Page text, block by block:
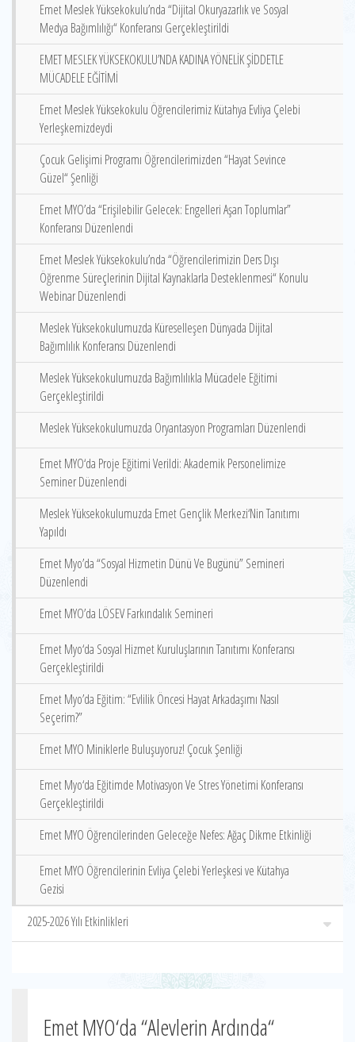
Emet Meslek Yüksekokulu’nda “Dijital Okuryazarlık ve Sosyal
Medya Bağımlılığı“ Konferansı Gerçekleştirildi
EMET MESLEK YÜKSEKOKULU’NDA KADINA YÖNELİK ŞİDDETLE
MÜCADELE EĞİTİMİ
Emet Meslek Yüksekokulu Öğrencilerimiz Kütahya Evliya Çelebi
Yerleşkemizdeydi
Çocuk Gelişimi Programı Öğrencilerimizden “Hayat Sevince
Güzel“ Şenliği
Emet MYO’da “Erişilebilir Gelecek: Engelleri Aşan Toplumlar”
Konferansı Düzenlendi
Emet Meslek Yüksekokulu’nda “Öğrencilerimizin Ders Dışı
Öğrenme Süreçlerinin Dijital Kaynaklarla Desteklenmesi“ Konulu
Webinar Düzenlendi
Meslek Yüksekokulumuzda Küreselleşen Dünyada Dijital
Bağımlılık Konferansı Düzenlendi
Meslek Yüksekokulumuzda Bağımlılıkla Mücadele Eğitimi
Gerçekleştirildi
Meslek Yüksekokulumuzda Oryantasyon Programları Düzenlendi
Emet MYO‘da Proje Eğitimi Verildi: Akademik Personelimize
Seminer Düzenlendi
Meslek Yüksekokulumuzda Emet Gençlik Merkezi‘Nin Tanıtımı
Yapıldı
Emet Myo’da “Sosyal Hizmetin Dünü Ve Bugünü” Semineri
Düzenlendi
Emet MYO’da LÖSEV Farkındalık Semineri
Emet Myo‘da Sosyal Hizmet Kuruluşlarının Tanıtımı Konferansı
Gerçekleştirildi
Emet Myo’da Eğitim: “Evlilik Öncesi Hayat Arkadaşımı Nasıl
Seçerim?”
Emet MYO Miniklerle Buluşuyoruz! Çocuk Şenliği
Emet Myo‘da Eğitimde Motivasyon Ve Stres Yönetimi Konferansı
Gerçekleştirildi
Emet MYO Öğrencilerinden Geleceğe Nefes: Ağaç Dikme Etkinliği
Emet MYO Öğrencilerinin Evliya Çelebi Yerleşkesi ve Kütahya
Gezisi
2025-2026 Yılı Etkinlikleri
Emet MYO‘da “Alevlerin Ardında“